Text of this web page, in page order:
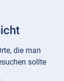
die man
sollte